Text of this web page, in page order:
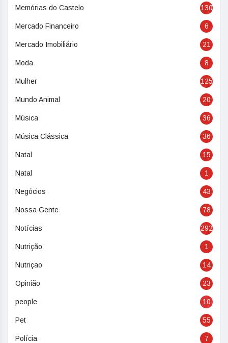
Memórias do Castelo 130
Mercado Financeiro 6
Mercado Imobiliário 21
Moda 8
Mulher 125
Mundo Animal 20
Música 36
Música Clássica 36
Natal 15
Natal 1
Negócios 43
Nossa Gente 78
Notícias 292
Nutrição 1
Nutriçao 14
Opinião 23
people 10
Pet 55
Polícia 7